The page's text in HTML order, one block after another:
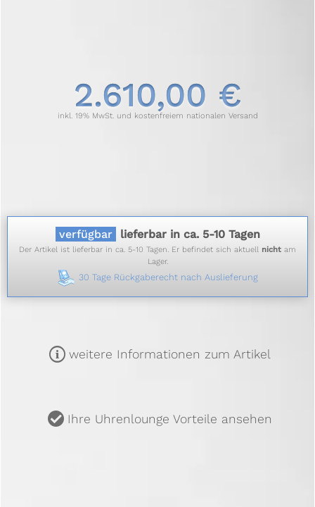
2.610,00 €
inkl. 19% MwSt. und kostenfreiem nationalen Versand
verfügbar lieferbar in ca. 5-10 Tagen
Der Artikel ist lieferbar in ca. 5-10 Tagen. Er befindet sich aktuell nicht am
Lager.
30 Tage Rückgaberecht nach Auslieferung
m weitere Informationen zum Artikel
u Ihre Uhrenlounge Vorteile ansehen